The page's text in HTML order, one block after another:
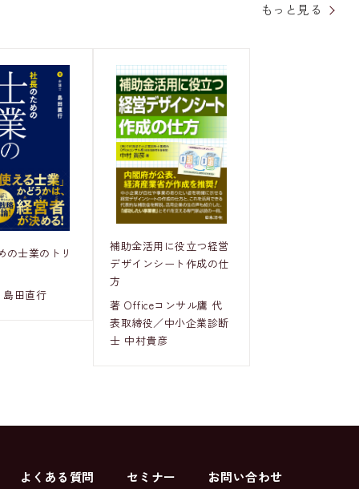
もっと見る
の士業のトリ
田直行
補助金活用に役立つ経営
デザインシート作成の仕
方
著 Officeコンサル鷹 代
表取締役／中小企業診断
士 中村貴彦
よくある質問 セミナー お問い合わせ